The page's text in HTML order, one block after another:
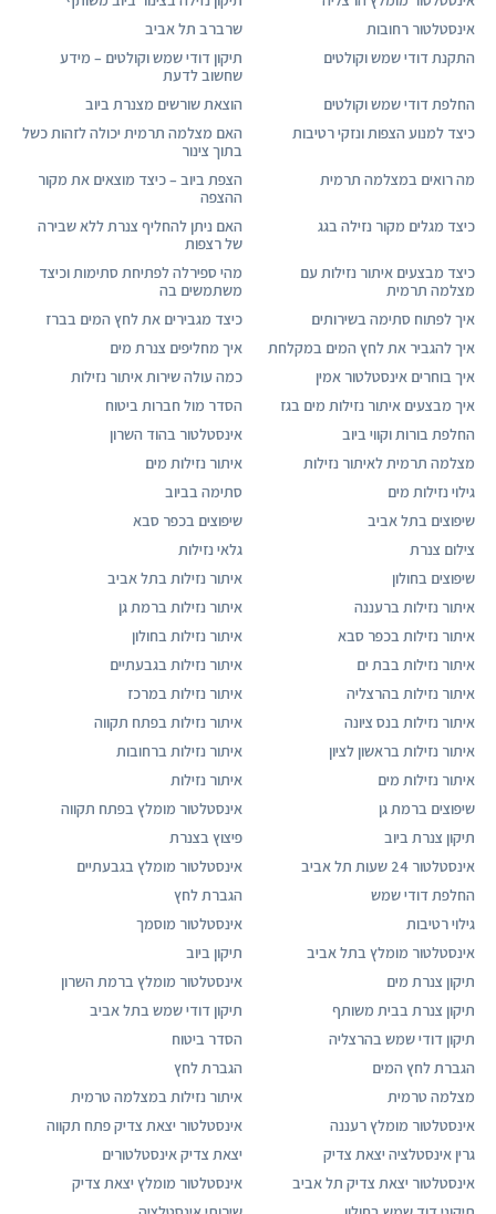
אינסטלטור רחובות
שרברב תל אביב
התקנת דודי שמש וקולטים
תיקון דודי שמש וקולטים – מידע
שחשוב לדעת
החלפת דודי שמש וקולטים
הוצאת שורשים מצנרת ביוב
כיצד למנוע הצפות ונזקי רטיבות
האם מצלמה תרמית יכולה לזהות כשל
בתוך צינור
מה רואים במצלמה תרמית
הצפת ביוב – כיצד מוצאים את מקור
ההצפה
כיצד מגלים מקור נזילה בגג
האם ניתן להחליף צנרת ללא שבירה
של רצפות
כיצד מבצעים איתור נזילות עם
מצלמה תרמית
מהי ספירלה לפתיחת סתימות וכיצד
משתמשים בה
איך לפתוח סתימה בשירותים
כיצד מגבירים את לחץ המים בברז
איך להגביר את לחץ המים במקלחת
איך מחליפים צנרת מים
איך בוחרים אינסטלטור אמין
כמה עולה שירות איתור נזילות
איך מבצעים איתור נזילות מים בגז
הסדר מול חברות ביטוח
החלפת בורות וקווי ביוב
אינסטלטור בהוד השרון
מצלמה תרמית לאיתור נזילות
איתור נזילות מים
גילוי נזילות מים
סתימה בביוב
שיפוצים בתל אביב
שיפוצים בכפר סבא
צילום צנרת
גלאי נזילות
שיפוצים בחולון
איתור נזילות בתל אביב
איתור נזילות ברעננה
איתור נזילות ברמת גן
איתור נזילות בכפר סבא
איתור נזילות בחולון
איתור נזילות בבת ים
איתור נזילות בגבעתיים
איתור נזילות בהרצליה
איתור נזילות במרכז
איתור נזילות בנס ציונה
איתור נזילות בפתח תקווה
איתור נזילות בראשון לציון
איתור נזילות ברחובות
איתור נזילות מים
איתור נזילות
שיפוצים ברמת גן
אינסטלטור מומלץ בפתח תקווה
תיקון צנרת ביוב
פיצוץ בצנרת
אינסטלטור 24 שעות תל אביב
אינסטלטור מומלץ בגבעתיים
החלפת דודי שמש
הגברת לחץ
גילוי רטיבות
אינסטלטור מוסמך
אינסטלטור מומלץ בתל אביב
תיקון ביוב
תיקון צנרת מים
אינסטלטור מומלץ ברמת השרון
תיקון צנרת בבית משותף
תיקון דודי שמש בתל אביב
תיקון דודי שמש בהרצליה
הסדר ביטוח
הגברת לחץ המים
הגברת לחץ
מצלמה טרמית
איתור נזילות במצלמה טרמית
אינסטלטור מומלץ רעננה
אינסטלטור יצאת צדיק פתח תקווה
גרין אינסטלציה יצאת צדיק
יצאת צדיק אינסטלטורים
אינסטלטור יצאת צדיק תל אביב
אינסטלטור מומלץ יצאת צדיק